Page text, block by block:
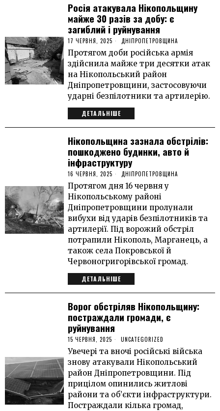
Росія атакувала Нікопольщину
майже 30 разів за добу: є
загиблий і руйнування
17 ЧЕРВНЯ, 2025 ДНІПРОПЕТРОВЩИНА
Протягом доби російська армія
здійснила майже три десятки атак
на Нікопольський район
Дніпропетровщини, застосовуючи
ударні безпілотники та артилерію.
ДЕТАЛЬНІШЕ
Нікопольщина зазнала обстрілів:
пошкоджено будинки, авто й
інфраструктуру
16 ЧЕРВНЯ, 2025 ДНІПРОПЕТРОВЩИНА
Протягом дня 16 червня у
Нікопольському районі
Дніпропетровщини пролунали
вибухи від ударів безпілотників та
артилерії. Під ворожий обстріл
потрапили Нікополь, Марганець, а
також села Покровської й
Червоногригорівської громад.
ДЕТАЛЬНІШЕ
Ворог обстріляв Нікопольщину:
постраждали громади, є
руйнування
15 ЧЕРВНЯ, 2025 UNCATEGORIZED
Увечері та вночі російські війська
знову атакували Нікопольський
район Дніпропетровщини. Під
прицілом опинились житлові
райони та об’єкти інфраструктури.
Постраждали кілька громад,